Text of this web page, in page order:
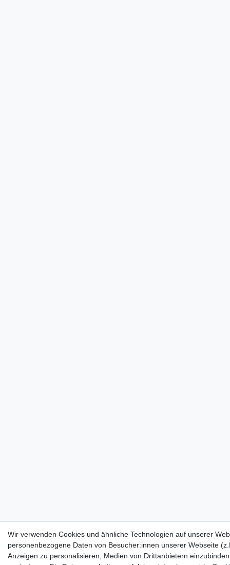
Wir verwenden Cookies und ähnliche Technologien auf unserer
personenbezogene Daten von Besucher:innen unserer Webseite
Anzeigen zu personalisieren, Medien von Drittanbietern